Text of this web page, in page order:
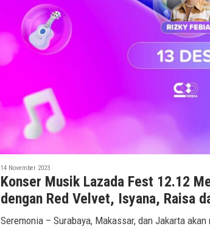
14 November 2023
Konser Musik Lazada Fest 12.12
dengan Red Velvet, Isyana, Raisa
Seremonia – Surabaya, Makassar, dan Jakarta